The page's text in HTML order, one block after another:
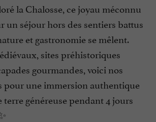
la Chalosse, ce joyau méconnu
un séjour hors des sentiers battus
et gastronomie se mêlent.
sites préhistoriques
gourmandes, voici nos
pour une immersion authentique
généreuse pendant 4 jours